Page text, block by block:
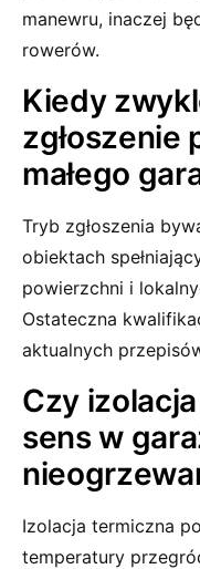
manewru, inaczej
rowerów.
Kiedy
zgłoszenie
małego
Tryb zgłoszenia
obiektach
powierzchni i
Ostateczna
aktualnych
Czy
sens w
Izolacja termiczna
temperatury